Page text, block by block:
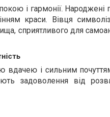
і гармонії.
краси. Вівця
сприятливого для
вдачею і сильним
задоволення від